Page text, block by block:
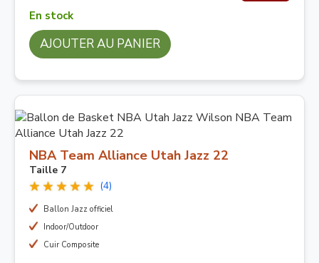
En stock
AJOUTER AU PANIER
NBA Team Alliance Utah Jazz 22
Taille 7
(4)
Ballon Jazz officiel
Indoor/Outdoor
Cuir Composite